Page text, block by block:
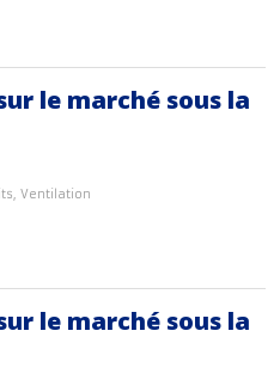
le marché sous la
, Ventilation
le marché sous la